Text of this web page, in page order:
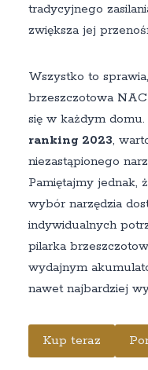
tradycyjnego
zwiększa jej
Wszystko to
brzeszczotowa
się w każdym
ranking 2023,
niezastąpionego
Pamiętajmy jednak,
wybór narzędzia
indywidualnych
pilarka
wydajnym
nawet najbardziej
Kup teraz